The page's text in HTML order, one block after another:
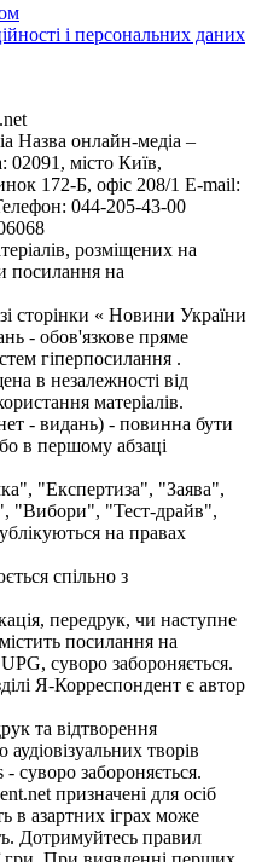
і персональних даних
Назва онлайн-медіа –
02091, місто Київ,
172-Б, офіс 208/1 E-mail:
044-205-43-00
розміщених на
посилання на
сторінки « Новини України
- обов'язкове пряме
гіперпосилання .
в незалежності від
матеріалів.
- видань) - повинна бути
в першому абзаці
"Експертиза", "Заява",
"Вибори", "Тест-драйв",
на правах
спільно з
передрук, чи наступне
посилання на
суворо забороняється.
Я-Корреспондент є автор
та відтворення
творів
суворо забороняється.
призначені для осіб
в азартних іграх може
Дотримуйтесь правил